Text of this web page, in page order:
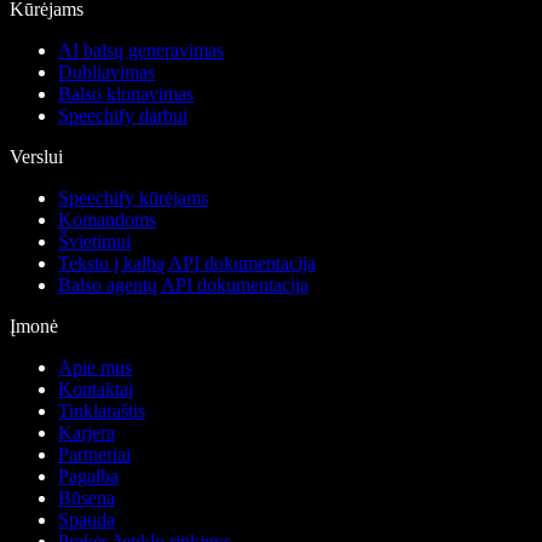
Kūrėjams
AI balsų generavimas
Dubliavimas
Balso klonavimas
Speechify darbui
Verslui
Speechify kūrėjams
Komandoms
Švietimui
Teksto į kalbą API dokumentacija
Balso agentų API dokumentacija
Įmonė
Apie mus
Kontaktai
Tinklaraštis
Karjera
Partneriai
Pagalba
Būsena
Spauda